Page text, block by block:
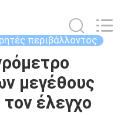
περιβάλλοντος
μεγέθους
έλεγχο